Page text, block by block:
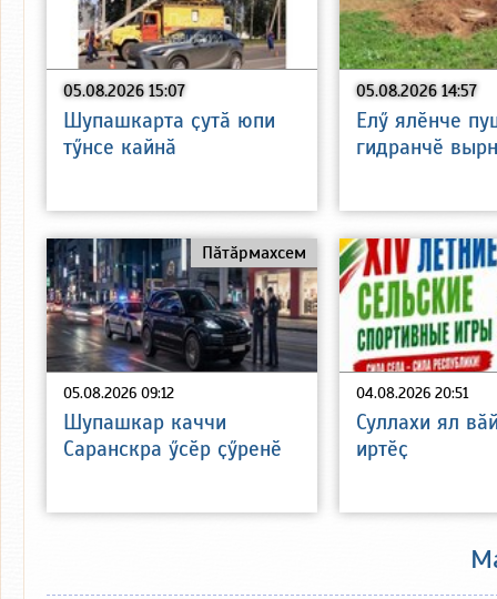
05.08.2026 15:07
Шупашкарта ҫутӑ юпи
тӳнсе кайнӑ
05.08.2026 14:57
Елӳ ялӗнче
гидранчӗ
05.08.2026 09:12
Пӑтӑрмахсем
Шупашкар каччи
Саранскра ӳсӗр ҫӳренӗ
04.08.2026 20:51
Суллахи ял
иртӗҫ